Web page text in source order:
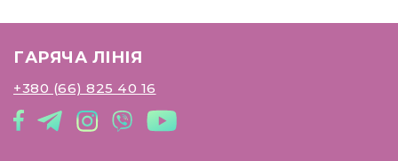
ГАРЯЧА ЛІНІЯ
+380 (66) 825 40 16